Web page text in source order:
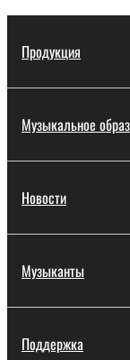
Продукция
Музыкальное
Новости
Музыканты
Поддержка